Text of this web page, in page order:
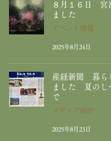
８月１６日 宮
ました
イベント情報
2025年8月24日
産経新聞 暮ら
ました 夏の
で
メディア紹介
2025年8月23日